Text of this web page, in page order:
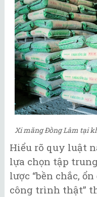
Xi măng Đồng Lâm tại
Hiểu rõ quy luật
lựa chọn tập
lược “bền chắc,
công trình thật”